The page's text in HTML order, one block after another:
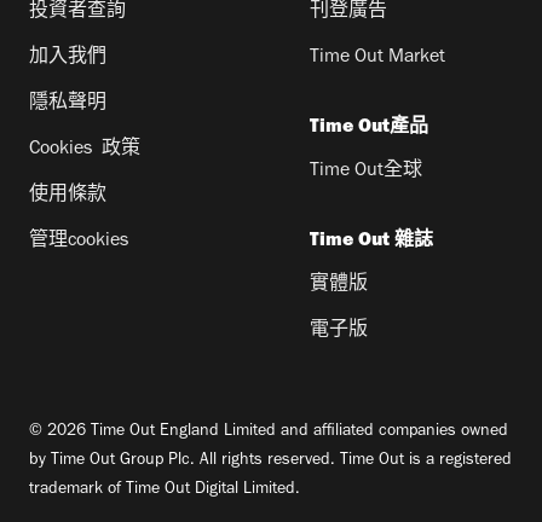
投資者查詢
加入我們
隱私聲明
Cookies 政策
使用條款
管理cookies
刊登廣告
Time Out Market
Time Out產品
Time Out全球
Time Out 雜誌
實體版
電子版
© 2026 Time Out England Limited and affiliated companies owned
by Time Out Group Plc. All rights reserved. Time Out is a registered
trademark of Time Out Digital Limited.